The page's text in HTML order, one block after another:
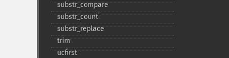
substr_​compare
substr_​count
substr_​replace
trim
ucfirst